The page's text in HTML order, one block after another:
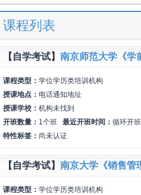
课程列表
【自学考试】 南京师范大学《学
课程类型： 学位学历类培训机构
授课地点： 电话通知地址
授课学校： 机构未找到
开班数量： 1个班 最近开班时间： 循环开班
特性标签： 尚未认证
【自学考试】 南京大学《销售管
课程类型： 学位学历类培训机构